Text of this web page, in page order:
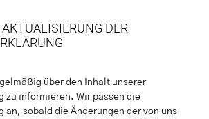
DER
über den Inhalt unserer
zu informieren. Wir passen die
an, sobald die Änderungen der von uns